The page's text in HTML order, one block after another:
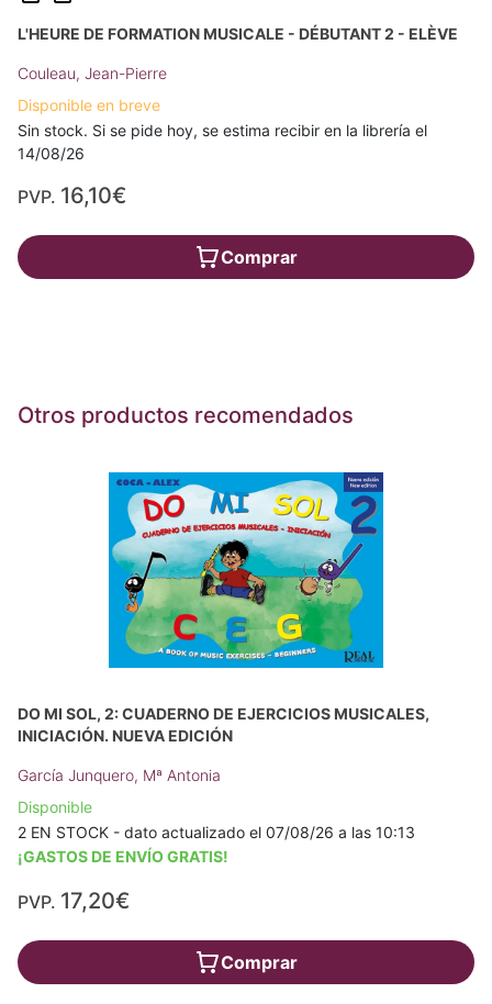
L'HEURE DE FORMATION MUSICALE - DÉBUTANT 2 - ELÈVE
Couleau, Jean-Pierre
Disponible en breve
Sin stock. Si se pide hoy, se estima recibir en la librería el
14/08/26
PVP. 16,10€
Comprar
Otros productos recomendados
DO MI SOL, 2: CUADERNO DE EJERCICIOS MUSICALES,
INICIACIÓN. NUEVA EDICIÓN
García Junquero, Mª Antonia
Disponible
2 EN STOCK - dato actualizado el 07/08/26 a las 10:13
¡GASTOS DE ENVÍO GRATIS!
PVP. 17,20€
Comprar